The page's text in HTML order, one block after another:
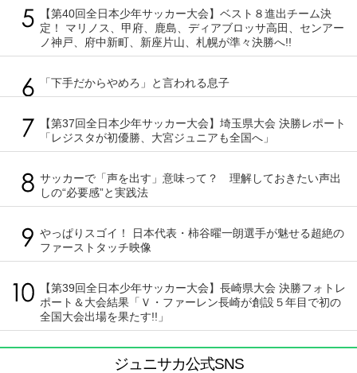
【第40回全日本少年サッカー大会】ベスト８進出チーム決
定！ マリノス、甲府、鹿島、ディアブロッサ高田、センアー
ノ神戸、府中新町、新座片山、札幌が準々決勝へ!!
「下手だからやめろ」と言われる息子
【第37回全日本少年サッカー大会】埼玉県大会 決勝レポート
「レジスタが初優勝、大宮ジュニアも全国へ」
サッカーで「声を出す」意味って？ 理解しておきたい声出
しの“必要感”と実践法
やっぱりスゴイ！ 日本代表・柿谷曜一朗選手が魅せる超絶の
ファーストタッチ映像
【第39回全日本少年サッカー大会】長崎県大会 決勝フォトレ
ポート＆大会結果「Ｖ・ファーレン長崎が創設５年目で初の
全国大会出場を果たす!!」
ジュニサカ公式SNS